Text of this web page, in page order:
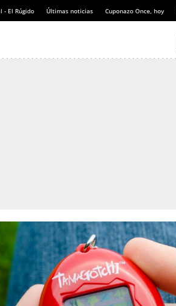
- El Rúgido Últimas noticias Cuponazo Once, hoy